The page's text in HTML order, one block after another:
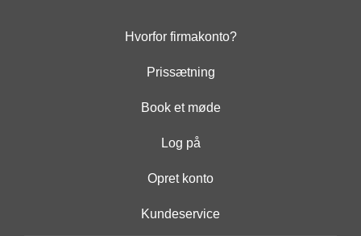
Hvorfor firmakonto?
Prissætning
Book et møde
Log på
Opret konto
Kundeservice